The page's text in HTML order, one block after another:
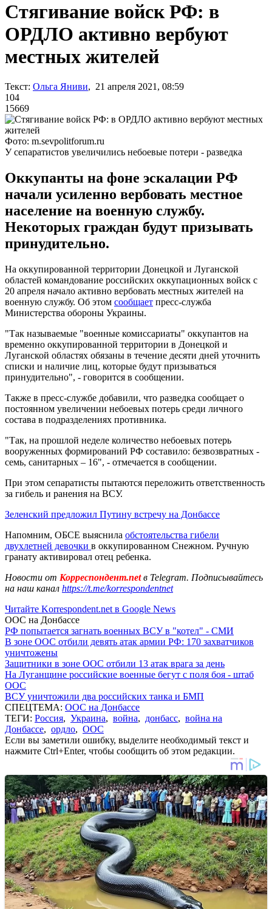
Стягивание войск РФ: в
ОРДЛО активно вербуют
местных жителей
Текст: Ольга Яниви, 21 апреля 2021, 08:59
104
15669
Фото: m.sevpolitforum.ru
У сепаратистов увеличились небоевые потери - разведка
Оккупанты на фоне эскалации РФ
начали усиленно вербовать местное
население на военную службу.
Некоторых граждан будут призывать
принудительно.
На оккупированной территории Донецкой и Луганской
областей командование российских оккупационных войск с
20 апреля начало активно вербовать местных жителей на
военную службу. Об этом сообщает пресс-служба
Министерства обороны Украины.
"Так называемые "военные комиссариаты" оккупантов на
временно оккупированной территории в Донецкой и
Луганской областях обязаны в течение десяти дней уточнить
списки и наличие лиц, которые будут призываться
принудительно", - говорится в сообщении.
Также в пресс-службе добавили, что разведка сообщает о
постоянном увеличении небоевых потерь среди личного
состава в подразделениях противника.
"Так, на прошлой неделе количество небоевых потерь
вооруженных формирований РФ составило: безвозвратных -
семь, санитарных – 16", - отмечается в сообщении.
При этом сепаратисты пытаются переложить ответственность
за гибель и ранения на ВСУ.
Зеленский предложил Путину встречу на Донбассе
Напомним, ОБСЕ выяснила обстоятельства гибели
двухлетней девочки в оккупированном Снежном. Ручную
гранату активировал отец ребенка.
Новости от Корреспондент.netв Telegram. Подписывайтесь
на наш канал https://t.me/korrespondentnet
Читайте Korrespondent.net в Google News
ООС на Донбассе
РФ попытается загнать военных ВСУ в "котел" - СМИ
В зоне ООС отбили девять атак армии РФ: 170 захватчиков
уничтожены
Защитники в зоне ООС отбили 13 атак врага за день
На Луганщине российские военные бегут с поля боя - штаб
ООС
ВСУ уничтожили два российских танка и БМП
СПЕЦТЕМА: ООС на Донбассе
ТЕГИ: Россия, Украина, война, донбасс, война на
Донбассе, ордло, ООС
Если вы заметили ошибку, выделите необходимый текст и
нажмите Ctrl+Enter, чтобы сообщить об этом редакции.